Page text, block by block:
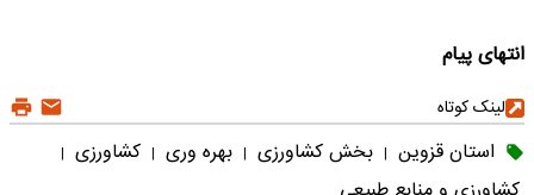
انتهای پیام
لینک کوتاه
استان قزوین | بخش کشاورزی | بهره وری | کشاورزی |